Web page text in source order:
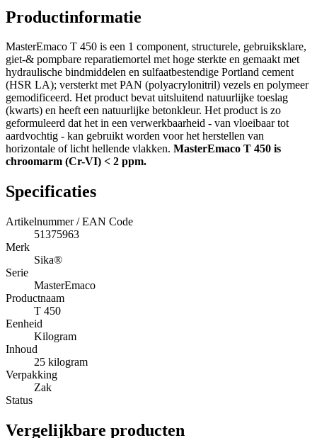
Productinformatie
MasterEmaco T 450 is een 1 component, structurele, gebruiksklare,
giet-& pompbare reparatiemortel met hoge sterkte en gemaakt met
hydraulische bindmiddelen en sulfaatbestendige Portland cement
(HSR LA); versterkt met PAN (polyacrylonitril) vezels en polymeer
gemodificeerd. Het product bevat uitsluitend natuurlijke toeslag
(kwarts) en heeft een natuurlijke betonkleur. Het product is zo
geformuleerd dat het in een verwerkbaarheid - van vloeibaar tot
aardvochtig - kan gebruikt worden voor het herstellen van
horizontale of licht hellende vlakken. MasterEmaco T 450 is
chroomarm (Cr-VI) < 2 ppm.
Specificaties
Artikelnummer / EAN Code
51375963
Merk
Sika®
Serie
MasterEmaco
Productnaam
T 450
Eenheid
Kilogram
Inhoud
25 kilogram
Verpakking
Zak
Status
Vergelijkbare producten